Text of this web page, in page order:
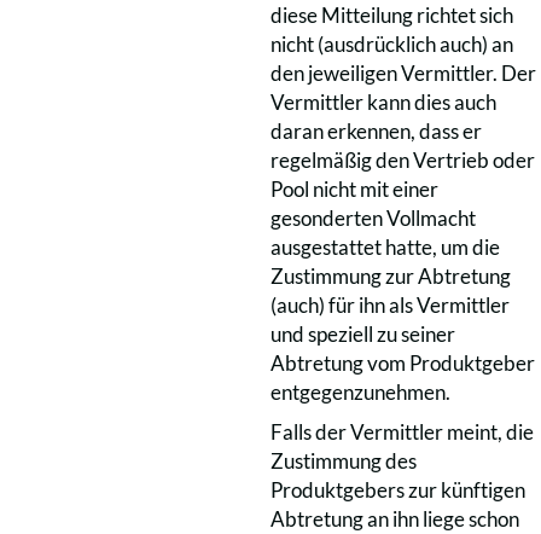
diese Mitteilung richtet sich
nicht (ausdrücklich auch) an
den jeweiligen Vermittler. Der
Vermittler kann dies auch
daran erkennen, dass er
regelmäßig den Vertrieb oder
Pool nicht mit einer
gesonderten Vollmacht
ausgestattet hatte, um die
Zustimmung zur Abtretung
(auch) für ihn als Vermittler
und speziell zu seiner
Abtretung vom Produktgeber
entgegenzunehmen.
Falls der Vermittler meint, die
Zustimmung des
Produktgebers zur künftigen
Abtretung an ihn liege schon